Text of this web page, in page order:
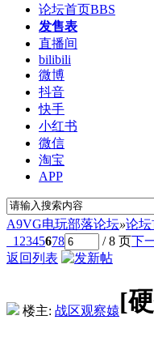
论坛首页BBS
发售表
直播间
bilibili
微博
抖音
快手
小红书
微信
淘宝
APP
A9VG电玩部落论坛»论
1 2345678 / 8 页下
返回列表
楼主: 战区观察媴[